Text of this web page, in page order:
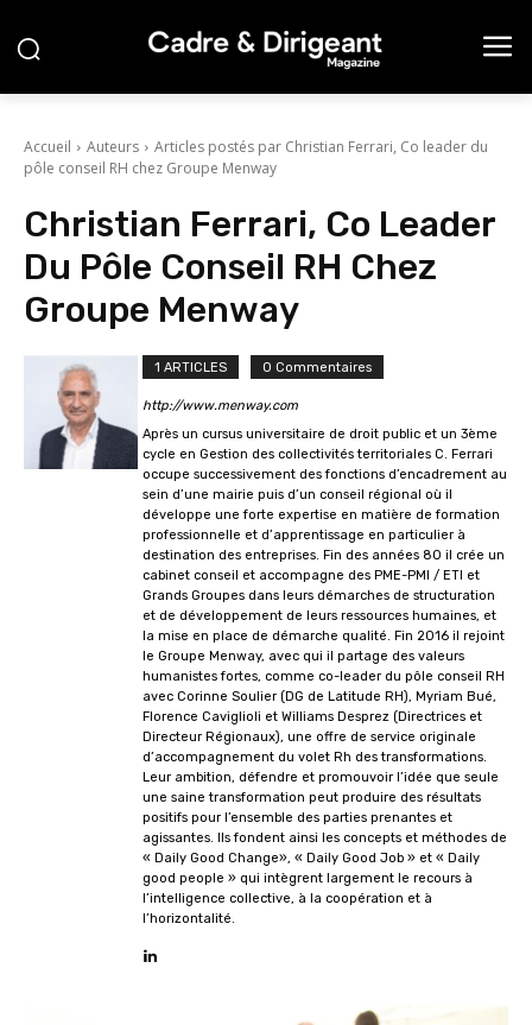
Accueil Auteurs
Articles postés par Christian Ferrari, Co leader du
pôle conseil RH chez Groupe Menway
Christian Ferrari, Co Leader
Du Pôle Conseil RH Chez
Groupe Menway
1 ARTICLES 0 Commentaires
http://www.menway.com
Après un cursus universitaire de droit public et un 3ème
cycle en Gestion des collectivités territoriales C. Ferrari
occupe successivement des fonctions d’encadrement au
sein d’une mairie puis d’un conseil régional où il
développe une forte expertise en matière de formation
professionnelle et d’apprentissage en particulier à
destination des entreprises. Fin des années 80 il crée un
cabinet conseil et accompagne des PME-PMI / ETI et
Grands Groupes dans leurs démarches de structuration
et de développement de leurs ressources humaines, et
la mise en place de démarche qualité. Fin 2016 il rejoint
le Groupe Menway, avec qui il partage des valeurs
humanistes fortes, comme co-leader du pôle conseil RH
avec Corinne Soulier (DG de Latitude RH), Myriam Bué,
Florence Caviglioli et Williams Desprez (Directrices et
Directeur Régionaux), une offre de service originale
d’accompagnement du volet Rh des transformations.
Leur ambition, défendre et promouvoir l’idée que seule
une saine transformation peut produire des résultats
positifs pour l’ensemble des parties prenantes et
agissantes. Ils fondent ainsi les concepts et méthodes de
« Daily Good Change», « Daily Good Job » et « Daily
good people » qui intègrent largement le recours à
l’intelligence collective, à la coopération et à
l’horizontalité.